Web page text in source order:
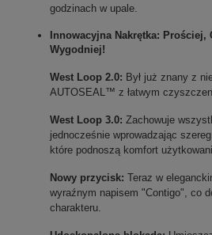
godzinach w upale.
Innowacyjna Nakrętka: Prościej,
Wygodniej!
West Loop 2.0: Był już znany z
AUTOSEAL™ z łatwym
West Loop 3.0: Zachowuje
jednocześnie wprowadzając
które podnoszą komfort
Nowy przycisk: Teraz w
wyraźnym napisem "Contigo", co
charakteru.